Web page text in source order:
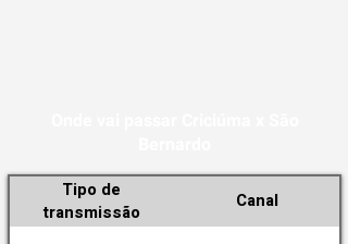
Tipo de
transmissão
Canal